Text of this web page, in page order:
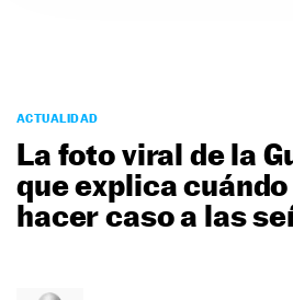
PODCAST
MOTOS
TECNOLOGÍA
SUPERCOCHES
SERVICIOS
ACTUALIDAD
La foto viral de la
que explica
hacer caso a las